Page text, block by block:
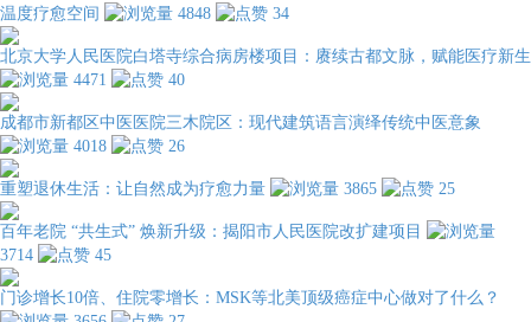
温度疗愈空间
4848 34
北京大学人民医院白塔寺综合病房楼项目：赓续古都文脉，赋能医疗新生
4471
40
成都市新都区中医医院三木院区：现代建筑语言演绎传统中医意象
4018
26
重塑退休生活：让自然成为疗愈力量 3865 25
百年老院 “共生式” 焕新升级：揭阳市人民医院改扩建项目
3714
45
门诊增长10倍、住院零增长：MSK等北美顶级癌症中心做对了什么？